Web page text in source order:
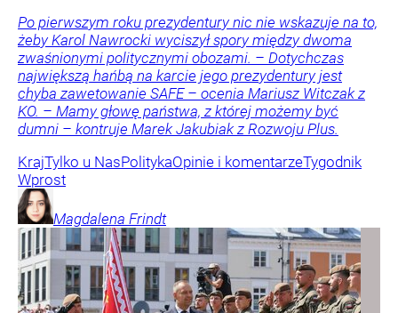
Po pierwszym roku prezydentury nic nie wskazuje na to,
żeby Karol Nawrocki wyciszył spory między dwoma
zwaśnionymi politycznymi obozami. – Dotychczas
największą hańbą na karcie jego prezydentury jest
chyba zawetowanie SAFE – ocenia Mariusz Witczak z
KO. – Mamy głowę państwa, z której możemy być
dumni – kontruje Marek Jakubiak z Rozwoju Plus.
KrajTylko u NasPolitykaOpinie i komentarzeTygodnik
Wprost
Magdalena Frindt